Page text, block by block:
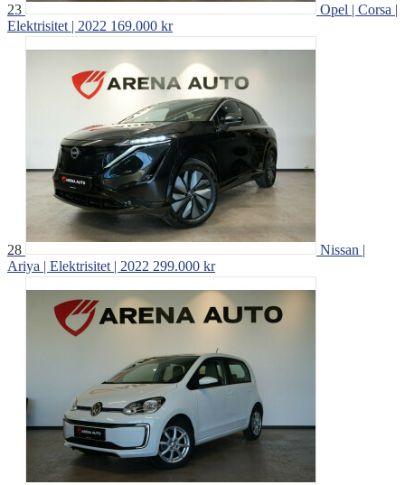
23
Opel | Corsa |
Elektrisitet | 2022 169.000 kr
28
Nissan |
Ariya | Elektrisitet | 2022 299.000 kr